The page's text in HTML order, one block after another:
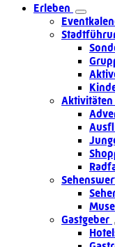
Erleben
Aktivitäten
Gastgeber